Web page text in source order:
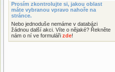
Prosím zkontrolujte si, jakou oblast
máte vybranou vpravo nahoře na
stránce.
Nebo jednoduše nemáme v databázi
žádnou další akci. Víte o nějaké? Řekněte
nám o ní ve formuláři zde!